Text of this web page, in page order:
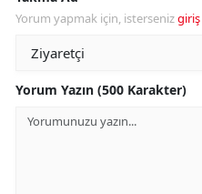
Yorum yapmak için, istersenizgiriş
Yorum Yazın (500 Karakter)